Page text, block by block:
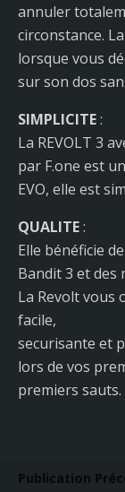
annuler
circonstance.
lorsque vous
sur son dos
SIMPLICITE:
La REVOLT 3
par F.one est
EVO, elle est
QUALITE:
Elle bénéficie
Bandit 3 et des
La Revolt vous
facile,
securisante et
lors de vos
premiers sauts.
Publication